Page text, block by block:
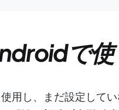
で使
用し、まだ設定して